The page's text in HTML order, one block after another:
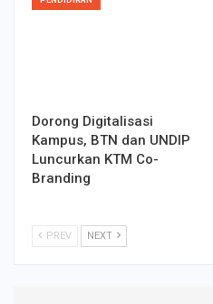
Dorong Digitalisasi
Kampus, BTN dan UNDIP
Luncurkan KTM Co-
Branding
PREV NEXT